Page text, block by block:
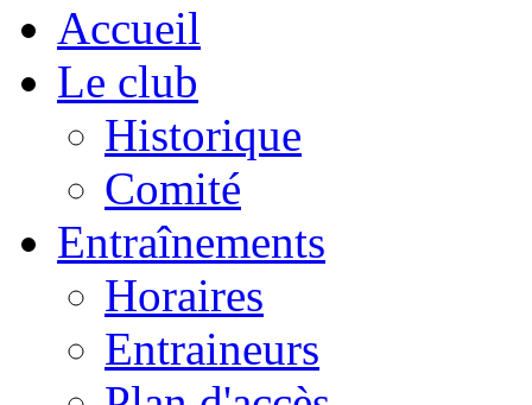
Accueil
Le club
Historique
Comité
Entraînements
Horaires
Entraineurs